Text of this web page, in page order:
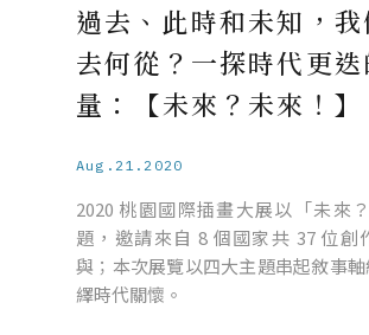
過去、此時和未知，我
去何從？一探時代更迭
量：【未來？未來！】
Aug.21.2020
2020 桃園國際插畫大展以「未來
題，邀請來自 8 個國家共 37 位創
與；本次展覽以四大主題串起敘事
繹時代關懷。